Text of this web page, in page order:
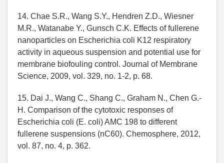
14. Chae S.R., Wang S.Y., Hendren Z.D., Wiesner
M.R., Watanabe Y., Gunsch C.K. Effects of fullerene
nanoparticles on Escherichia coli K12 respiratory
activity in aqueous suspension and potential use for
membrane biofouling control. Journal of Membrane
Science, 2009, vol. 329, no. 1-2, p. 68.
15. Dai J., Wang C., Shang C., Graham N., Chen G.-
H. Comparison of the cytotoxic responses of
Escherichia coli (E. coli) AMC 198 to different
fullerene suspensions (nC60). Chemosphere, 2012,
vol. 87, no. 4, p. 362.